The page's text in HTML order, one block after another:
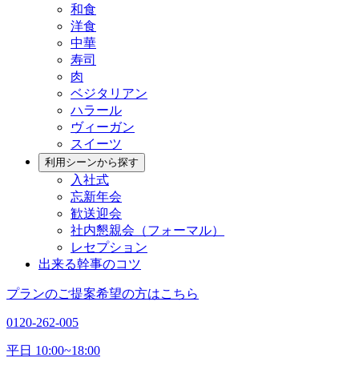
和食
洋食
中華
寿司
肉
ベジタリアン
ハラール
ヴィーガン
スイーツ
利用シーンから探す
入社式
忘新年会
歓送迎会
社内懇親会（フォーマル）
レセプション
出来る幹事のコツ
プランのご提案希望の方はこちら
0120-262-005
平日 10:00~18:00